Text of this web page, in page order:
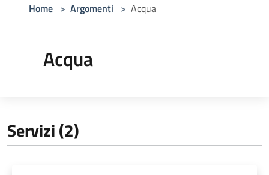
Home > Argomenti > Acqua
Acqua
Servizi (2)